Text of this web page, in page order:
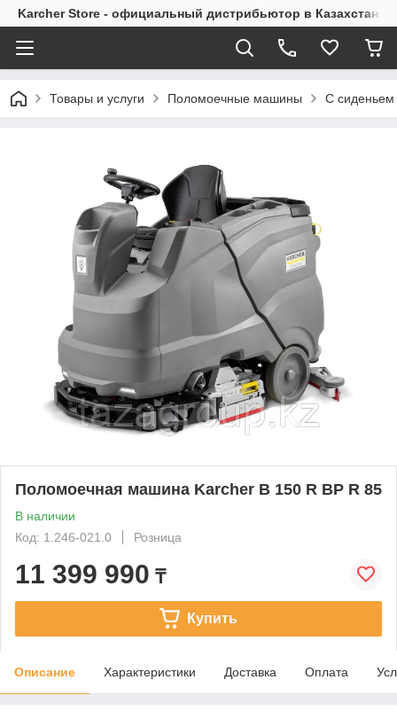
Karcher Store - официальный дистрибьютор в Казахстане
Товары и услуги Поломоечные машины С сиденьем
Поломоечная машина Karcher B 150 R BP R 85
В наличии
Код: 1.246-021.0
Розница
11 399 990 ₸
Купить
Описание Характеристики Доставка Оплата